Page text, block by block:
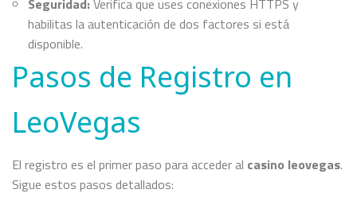
Seguridad: Verifica que uses conexiones HTTPS y
habilitas la autenticación de dos factores si está
disponible.
Pasos de Registro en
LeoVegas
El registro es el primer paso para acceder al casino leovegas.
Sigue estos pasos detallados: